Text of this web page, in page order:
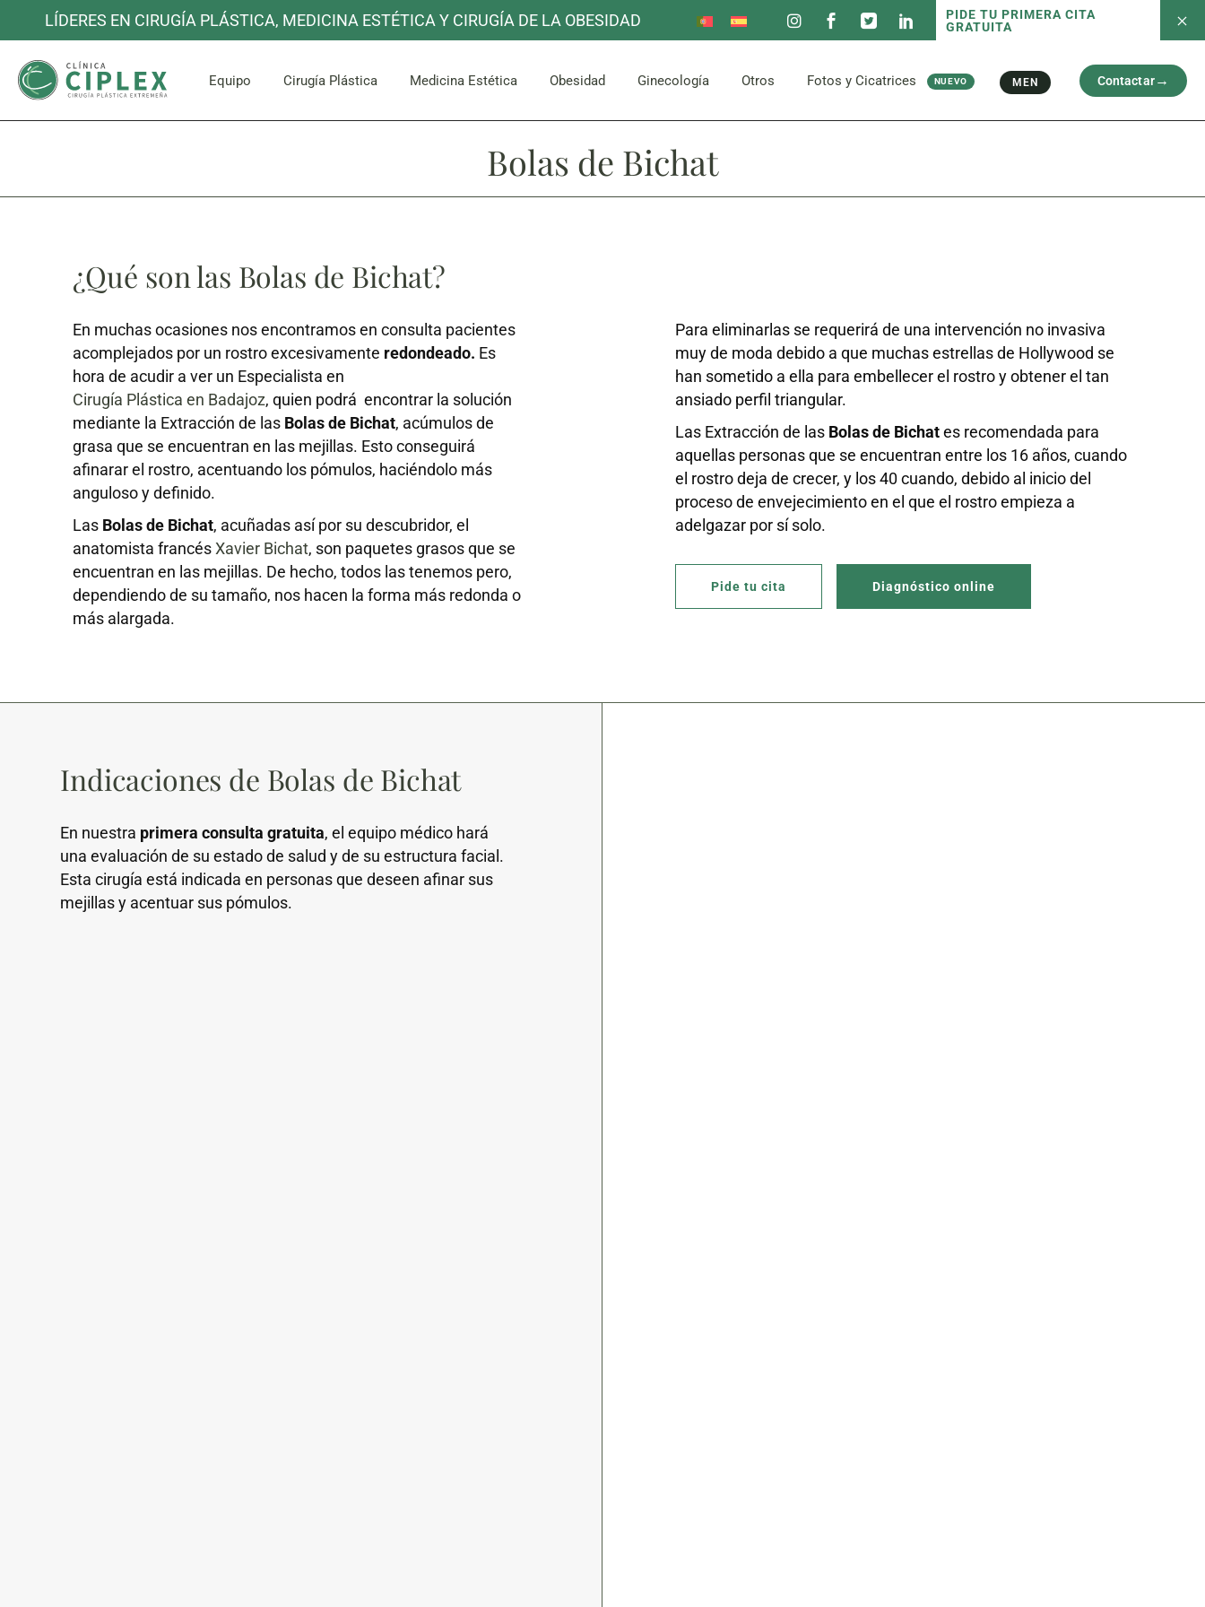
LÍDERES EN CIRUGÍA PLÁSTICA, MEDICINA ESTÉTICA Y CIRUGÍA DE LA OBESIDAD
PIDE TU PRIMERA CITA
GRATUITA
Equipo Cirugía Plástica
Mama
Brazos y Piernas
Medicina Estética Obesidad
Reducción de Estómago
Bypass Gástrico
Ginecología Otros Fotos y Cicatrices NUEVO MEN Contactar
Mama
Brazos y Piernas
Reducción de Estómago
Bypass Gástrico
Otros serviciosFotos antes/después
Bolas de Bichat
¿Qué son las Bolas de Bichat?
En muchas ocasiones nos encontramos en consulta pacientes
acomplejados por un rostro excesivamente redondeado. Es
hora de acudir a ver un Especialista en
Cirugía Plástica en Badajoz, quien podrá encontrar la solución
mediante la Extracción de las Bolas de Bichat, acúmulos de
grasa que se encuentran en las mejillas. Esto conseguirá
afinarar el rostro, acentuando los pómulos, haciéndolo más
anguloso y definido.
Las Bolas de Bichat, acuñadas así por su descubridor, el
anatomista francésXavier Bichat, son paquetes grasos que se
encuentran en las mejillas. De hecho, todos las tenemos pero,
dependiendo de su tamaño, nos hacen la forma más redonda o
más alargada.
Para eliminarlas se requerirá de una intervención no invasiva
muy de moda debido a que muchas estrellas de Hollywood se
han sometido a ella para embellecer el rostro y obtener el tan
ansiado perfil triangular.
Las Extracción de las Bolas de Bichates recomendada para
aquellas personas que se encuentran entre los 16 años, cuando
el rostro deja de crecer, y los 40 cuando, debido al inicio del
proceso de envejecimiento en el que el rostro empieza a
adelgazar por sí solo.
Pide tu cita Diagnóstico online
Indicaciones de Bolas de Bichat
En nuestra primera consulta gratuita, el equipo médico hará
una evaluación de su estado de salud y de su estructura facial.
Esta cirugía está indicada en personas que deseen afinar sus
mejillas y acentuar sus pómulos.